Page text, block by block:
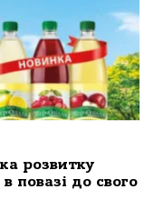
розвитку
повазі до свого